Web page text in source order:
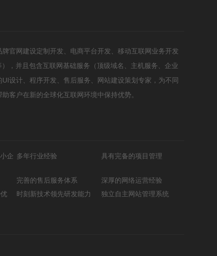
官网建设定制开发、电商平台开发、移动互联网业务开发
，并且包含互联网基础服务（顶级域名、主机服务、企业
设计、程序开发、售后服务、网站建设策划专家，为不同
客户在新的全球化互联网环境中保持优势。
企 多年行业经验 具有完备的项目管理
完善的售后服务体系
深厚的网络运营经验
时刻新技术领先研发能力 独立自主网站管理系统